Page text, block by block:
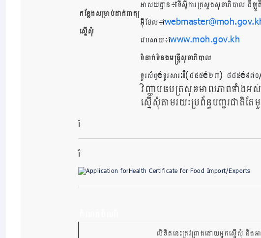
កន្លែងសម្រាប់ដាក់ពាក្យ
ស្នើសុំ
អាសយដ្ឋាន៖ ទីស្តីការក្រសួងសុខាភិបាល ដីឡូ
អ៊ីម៉ែល៖
វេបសាយ៖ www.moh.gov.kh
ទំនាក់ទំនងមន្ត្រីសុខាភិបាល
ទូរស័ព្ទ–ទូរសារ: ( ៨៥៥–២៣) ៨៨៥–៩៧០
វិញ្ញាបនបត្រសុខមាលភាពទាំងអស់
ស្នើសុំតាមរយៈប្រព័ន្ធបញ្ជរជាតិត
លិខិតនេះត្រូវពា្រងដោយអ្នកស្នើសុំ និងអ